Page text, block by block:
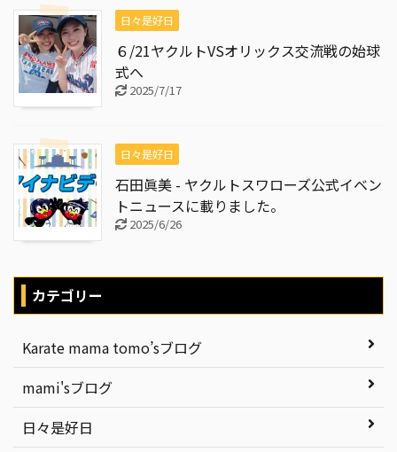
日々是好日
６/21ヤクルトVSオリックス交流戦の始球
式へ
2025/7/17
日々是好日
石田眞美 - ヤクルトスワローズ公式イベン
トニュースに載りました。
2025/6/26
カテゴリー
Karate mama tomo’sブログ
mami'sブログ
日々是好日